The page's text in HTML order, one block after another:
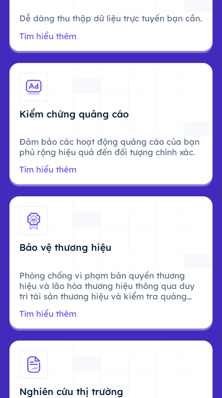
Dễ dàng thu thập dữ liệu trực tuyến bạn cần.
Tìm hiểu thêm
Kiểm chứng quảng cáo
Đảm bảo các hoạt động quảng cáo của bạn
phủ rộng hiệu quả đến đối tượng chính xác.
Tìm hiểu thêm
Bảo vệ thương hiệu
Phòng chống vi phạm bản quyền thương
hiệu và lão hóa thương hiệu thông qua duy
trì tài sản thương hiệu và kiểm tra quảng
Tìm hiểu thêm
Nghiên cứu thị trường